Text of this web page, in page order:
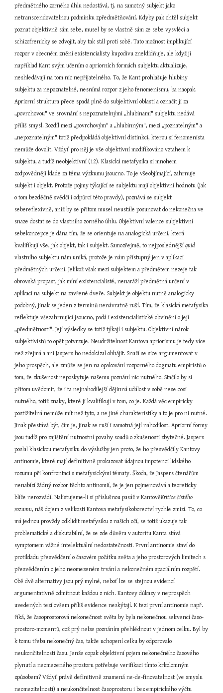
předmětného zorného úhlu nedostává, tj. na samotný subjekt jako
netranscendovatelnou podmínku zpředmětňování. Kdyby pak chtěl subjekt
poznat objektivně sám sebe, musel by se vlastně sám ze sebe vysvléci a
schizofrenicky se zdvojit, aby tak stál proti sobě. Tato možnost implikující
rozpor v obecném znění existencialisty kupodivu zneklidňuje, ale když ji
například Kant svým učením o apriorních formách subjektu aktualizuje,
neshledávají na tom nic nepřijatelného. To, že Kant prohlašuje hlubiny
subjektu za nepoznatelné, nesnímá rozpor z jeho fenomenismu, ba naopak.
Apriorní struktura přece spadá plně do subjektivní oblasti a označit ji za
„povrchovou" ve srovnání s nepoznatelnými „hlubinami" subjektu nedává
příliš smysl. Rozdíl mezi „povrchovým" a „hlubinným", mezi „poznatelným" a
„nepoznatelným" totiž předpokládá objektivní distinkci, kterou si fenomenista
nemůže dovolit. Vždyť pro něj je vše objektivní modifikováno vztahem k
subjektu, a tudíž neobjektivní (12). Klasická metafysika si mnohem
zodpovědněji klade za téma výzkumu jsoucno. To je všeobjímající, zahrnuje
subjekt i objekt. Protože pojmy týkající se subjektu mají objektivní hodnotu (jak
o tom bezděčně svědčí i odpůrci této pravdy), poznává se subjekt
sebereflexivně, aniž by se přitom musel neustále posunovat do nekonečna ve
snaze dostat se do vlastního zorného úhlu. Objektivní valence subjektivní
sebekoncepce je dána tím, že se orientuje na analogická určení, která
kvalifikují vše, jak objekt, tak i subjekt. Samozřejmě, to nejposlednější quid
vlastního subjektu nám uniká, protože je nám přístupný jen v aplikaci
předmětných určení. Jelikož však mezi subjektem a předmětem nezeje tak
obrovská propast, jak míní existencialisté, nenaráží předmětná určení v
aplikaci na subjekt na zavřené dveře. Subjekt je objektu nutně analogicky
podobný, jinak se jeden z termínů nenávratně ruší. Tím, že klasická metafysika
reflektuje všezahrnující jsoucno, padá i existencialistické obvinění o její
„předmětnosti". Její výsledky se totiž týkají i subjektu. Objektivní nárok
subjektivistů to opět potvrzuje. Neudržitelnost Kantova apriorismu je tedy více
než zřejmá a ani Jaspers ho nedokázal obhájit. Snaží se sice argumentovat v
jeho prospěch, ale zmůže se jen na opakování rozporného dogmatu empiristů o
tom, že zkušenost neposkytuje našemu poznání nic nutného. Stačilo by si
přitom uvědomit, že i ta nejnahodilejší dějinná událost v sobě nese cosi
nutného, totiž znaky, které ji kvalifikují v tom, co je. Každá věc empiricky
postižitelná nemůže mít než tyto, a ne jiné charakteristiky a to je pro ni nutné.
Jinak přestává být, čím je, jinak se ruší i samotná její nahodilost. Apriorní formy
jsou tudíž pro zajištění nutnostní povahy soudů o zkušenosti zbytečné. Jaspers
poslal klasickou metafysiku do výslužby jen proto, že ho přesvědčily Kantovy
antinomie, které mají definitivně prokazovat údajnou impotenci lidského
rozumu při konfrontaci s metafysickými tématy. Škoda, že Jaspers čtenářům
nenabízí žádný rozbor těchto antinomií, že je jen pojmenovává a teoreticky
blíže nerozvádí. Nalistujeme-li si příslušnou pasáž v KantověKritice čistého
rozumu, náš dojem z velikosti Kantova metafysikoborectví rychle zmizí. To, co
má jednou provždy odklidit metafysiku z našich očí, se totiž ukazuje tak
problematické a diskutabilní, že se zde důvěra v autoritu Kanta stává
symptomem vážné intelektuální nedostatečnosti. První antinomie staví do
protikladu přesvědčení o časovém počátku světa a jeho prostorových limitech s
přesvědčením o jeho neomezeném trvání a nekonečném spaciálním rozpětí.
Obě dvě alternativy jsou prý mylné, neboť lze se stejnou evidencí
argumentativně odmítnout každou z nich. Kantovy důkazy v neprospěch
uvedených tezí ovšem příliš evidence neskýtají. K tezi první antinomie např.
říká, že časoprostorová nekonečnost světa by byla nekonečnou sekvencí časo-
prostoro-momentů, což prý nelze poznáním přehlédnout v jednom celku. Byl by
k tomu třeba nekonečný čas, takže uchopení celku by odporovalo
neukončitelnosti času. Jenže copak objektivní pojem nekonečného časového
plynutí a neomezeného prostoru potřebuje verifikaci tímto krkolomným
způsobem? Vždyť právě definitivně znamená ne-de-finovatelnost (ve smyslu
neomezitelnosti) a neukončitelnost časoprostoru i bez empirického výčtu